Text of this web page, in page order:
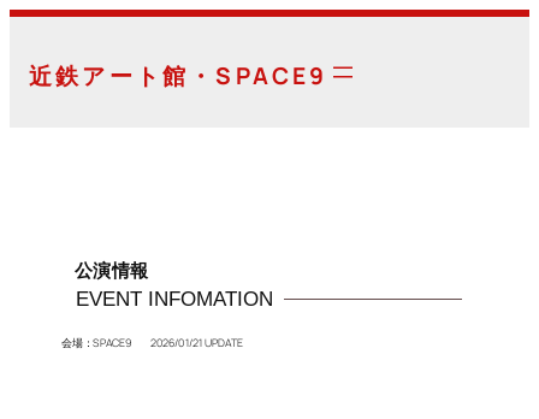
内
を近鉄アート館・SPACE9
公演情報
EVENT INFOMATION
会場：SPACE9 2026/01/21 UPDATE